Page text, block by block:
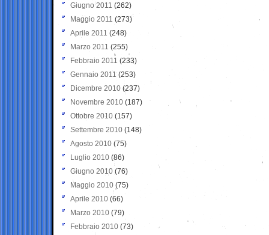
Giugno 2011 (262)
Maggio 2011 (273)
Aprile 2011 (248)
Marzo 2011 (255)
Febbraio 2011 (233)
Gennaio 2011 (253)
Dicembre 2010 (237)
Novembre 2010 (187)
Ottobre 2010 (157)
Settembre 2010 (148)
Agosto 2010 (75)
Luglio 2010 (86)
Giugno 2010 (76)
Maggio 2010 (75)
Aprile 2010 (66)
Marzo 2010 (79)
Febbraio 2010 (73)